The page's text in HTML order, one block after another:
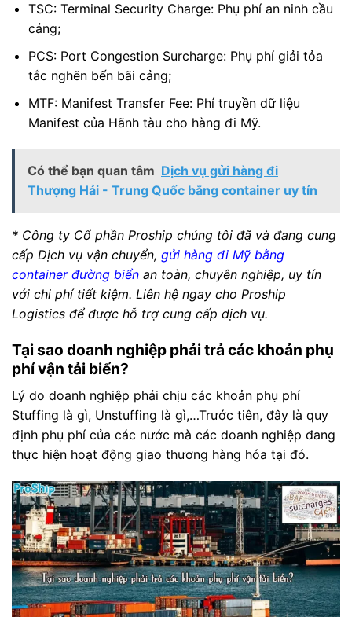
TSC: Terminal Security Charge: Phụ phí an ninh cầu
cảng;
PCS: Port Congestion Surcharge: Phụ phí giải tỏa
tắc nghẽn bến bãi cảng;
MTF: Manifest Transfer Fee: Phí truyền dữ liệu
Manifest của Hãnh tàu cho hàng đi Mỹ.
Có thể bạn quan tâm Dịch vụ gửi hàng đi
Thượng Hải - Trung Quốc bằng container uy tín
* Công ty Cổ phần Proship chúng tôi đã và đang cung
cấp Dịch vụ vận chuyển, gửi hàng đi Mỹ bằng
container đường biển an toàn, chuyên nghiệp, uy tín
với chi phí tiết kiệm. Liên hệ ngay cho Proship
Logistics để được hỗ trợ cung cấp dịch vụ.
Tại sao doanh nghiệp phải trả các khoản phụ
phí vận tải biển?
Lý do doanh nghiệp phải chịu các khoản phụ phí
Stuffing là gì, Unstuffing là gì,…Trước tiên, đây là quy
định phụ phí của các nước mà các doanh nghiệp đang
thực hiện hoạt động giao thương hàng hóa tại đó.